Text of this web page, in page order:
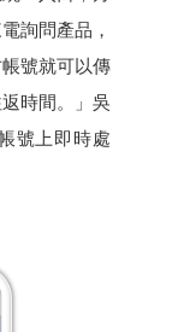
詢問產品，
號就可以傳
時間。」吳
號上即時處